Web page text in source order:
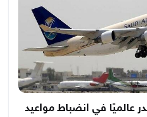
عالميًا في انضباط مواعيد